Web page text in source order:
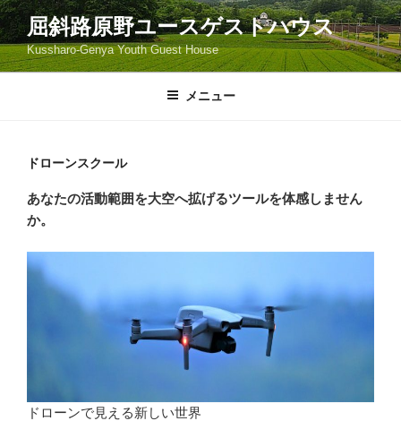
コ
ン
テ
ン
屈斜路原野ユースゲストハウス
Kussharo-Genya Youth Guest House
メニュー
ドローンスクール
あなたの活動範囲を大空へ拡げるツールを体感しません
か。
ドローンで見える新しい世界